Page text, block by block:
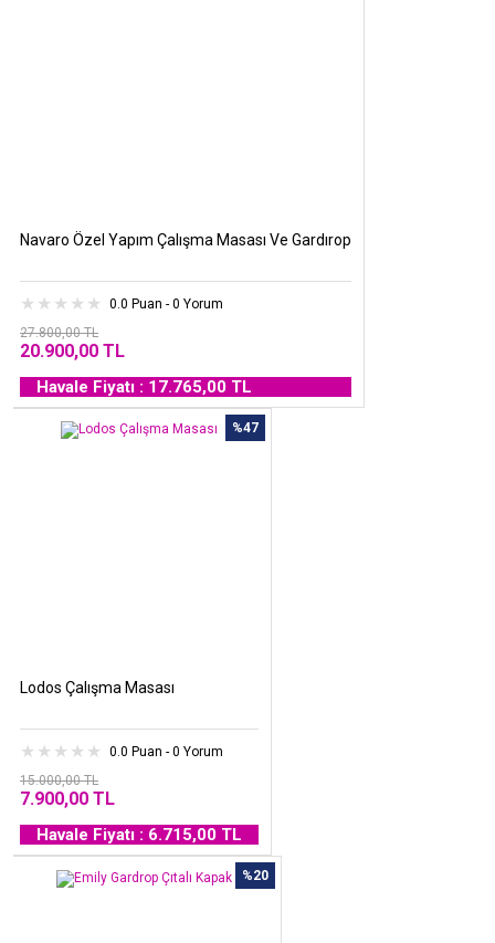
Navaro Özel Yapım Çalışma Masası Ve Gardırop
0.0 Puan - 0 Yorum
27.800,00 TL
20.900,00 TL
Havale Fiyatı : 17.765,00 TL
%47
Lodos Çalışma Masası
0.0 Puan - 0 Yorum
15.000,00 TL
7.900,00 TL
Havale Fiyatı : 6.715,00 TL
%20